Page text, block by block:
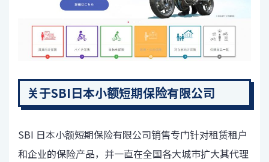
关于SBI日本小额短期保险有限公司
SBI 日本小额短期保险有限公司销售专门针对租赁租户
和企业的保险产品，并一直在全国各大城市扩大其代理